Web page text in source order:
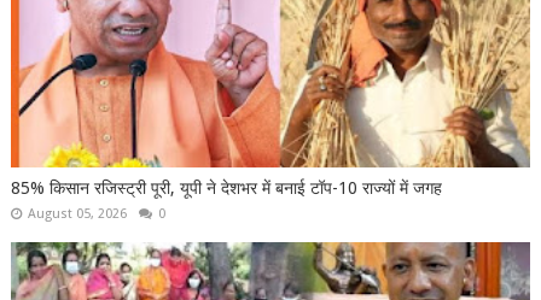
85% किसान रजिस्ट्री पूरी, यूपी ने देशभर में बनाई टॉप-10 राज्यों में जगह
August 05, 2026 0